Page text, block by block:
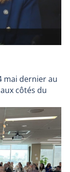
mai dernier au
côtés du